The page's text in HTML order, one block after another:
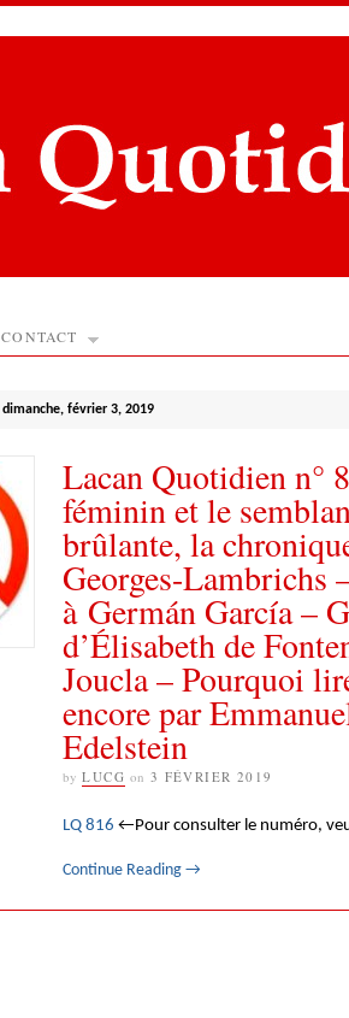
CONTACT
dimanche, février 3, 2019
Lacan Quotidien n°
féminin et le
brûlante, la
Georges-Lambrichs
à Germán García –
d’Élisabeth de
Joucla – Pourquoi
encore par
Edelstein
by LUCG on 3 FÉVRIER 2019
LQ 816 ←Pour consulter le numéro,
Continue Reading →